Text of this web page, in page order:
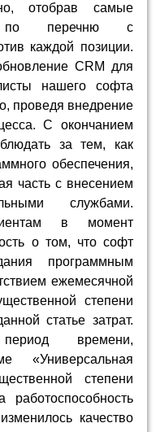
отобрав самые
по перечню с
каждой позиции.
CRM для
нашего софта
проведя внедрение
С окончанием
за тем, как
обеспечения,
часть с внесением
службами.
в момент
о том, что софт
программным
ежемесячной
степени
статье затрат.
времени,
«Универсальная
степени
работоспособность
качество